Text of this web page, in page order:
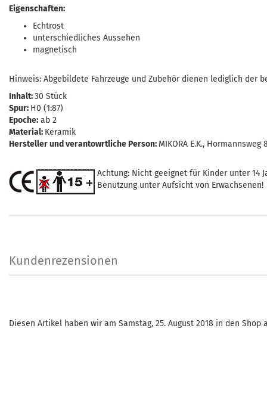
Eigenschaften:
Echtrost
unterschiedliches Aussehen
magnetisch
Hinweis: Abgebildete Fahrzeuge und Zubehör dienen lediglich
Inhalt:30 Stück
Spur: H0 (1:87)
Epoche: ab 2
Material: Keramik
Hersteller und verantowrtliche Person: MIKORA E.K.,
Achtung: Nicht geeignet für Kinder unter 14
Benutzung unter Aufsicht von Erwachsenen!
Kundenrezensionen
Diesen Artikel haben wir am Samstag, 25. August 2018 in den Shop